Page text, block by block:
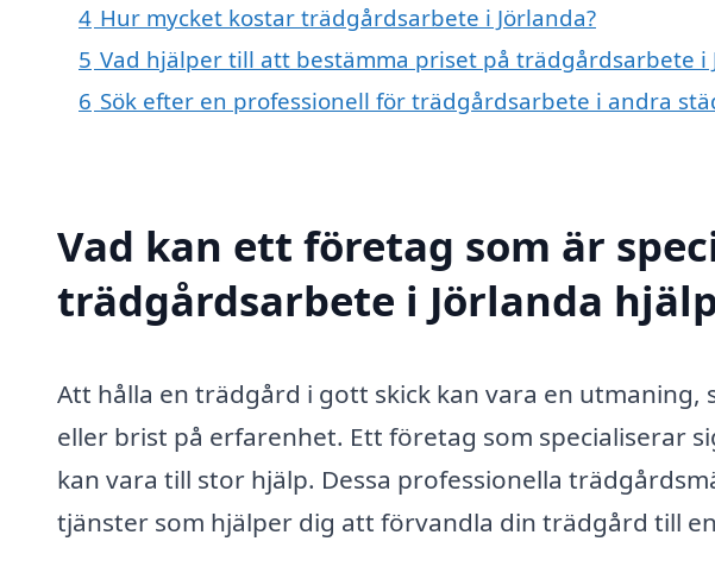
4 Hur mycket kostar trädgårdsarbete i Jörlanda?
5 Vad hjälper till att bestämma priset på trädgårdsarbete i
6 Sök efter en professionell för trädgårdsarbete i andra
Vad kan ett företag som är
trädgårdsarbete i Jörlanda
Att hålla en trädgård i gott skick kan vara en utmaning,
eller brist på erfarenhet. Ett företag som specialiserar
kan vara till stor hjälp. Dessa professionella
tjänster som hjälper dig att förvandla din trädgård till